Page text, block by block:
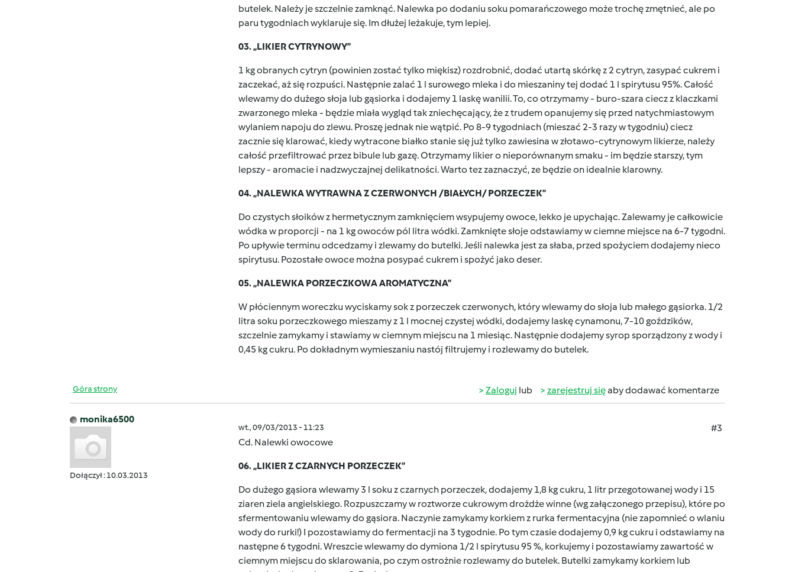
butelek. Należy je szczelnie zamknąć. Nalewka po dodaniu soku pomarańczowego może trochę zmętnieć, ale po
paru tygodniach wyklaruje się. Im dłużej leżakuje, tym lepiej.
03. „LIKIER CYTRYNOWY”
1 kg obranych cytryn (powinien zostać tylko miękisz) rozdrobnić, dodać utartą skórkę z 2 cytryn, zasypać cukrem i
zaczekać, aż się rozpuści. Następnie zalać 1 l surowego mleka i do mieszaniny tej dodać 1 l spirytusu 95%. Całość
wlewamy do dużego słoja lub gąsiorka i dodajemy 1 laskę wanilii. To, co otrzymamy - buro-szara ciecz z klaczkami
zwarzonego mleka - będzie miała wygląd tak zniechęcający, że z trudem opanujemy się przed natychmiastowym
wylaniem napoju do zlewu. Proszę jednak nie wątpić. Po 8-9 tygodniach (mieszać 2-3 razy w tygodniu) ciecz
zacznie się klarować, kiedy wytracone białko stanie się już tylko zawiesina w złotawo-cytrynowym likierze, należy
całość przefiltrować przez bibule lub gazę. Otrzymamy likier o nieporównanym smaku - im będzie starszy, tym
lepszy - aromacie i nadzwyczajnej delikatności. Warto tez zaznaczyć, ze będzie on idealnie klarowny.
04. „NALEWKA WYTRAWNA Z CZERWONYCH /BIAŁYCH/ PORZECZEK”
Do czystych słoików z hermetycznym zamknięciem wsypujemy owoce, lekko je upychając. Zalewamy je całkowicie
wódka w proporcji - na 1 kg owoców pól litra wódki. Zamknięte słoje odstawiamy w ciemne miejsce na 6-7 tygodni.
Po upływie terminu odcedzamy i zlewamy do butelki. Jeśli nalewka jest za słaba, przed spożyciem dodajemy nieco
spirytusu. Pozostałe owoce można posypać cukrem i spożyć jako deser.
05. „NALEWKA PORZECZKOWA AROMATYCZNA”
W płóciennym woreczku wyciskamy sok z porzeczek czerwonych, który wlewamy do słoja lub małego gąsiorka. 1/2
litra soku porzeczkowego mieszamy z 1 l mocnej czystej wódki, dodajemy laskę cynamonu, 7-10 goździków,
szczelnie zamykamy i stawiamy w ciemnym miejscu na 1 miesiąc. Następnie dodajemy syrop sporządzony z wody i
0,45 kg cukru. Po dokładnym wymieszaniu nastój filtrujemy i rozlewamy do butelek.
Góra strony Zaloguj lub zarejestruj sięaby dodawać komentarze
monika6500
Dołączył : 10.03.2013
wt., 09/03/2013 - 11:23
#3
Cd. Nalewki owocowe
06. „LIKIER Z CZARNYCH PORZECZEK”
Do dużego gąsiora wlewamy 3 l soku z czarnych porzeczek, dodajemy 1,8 kg cukru, 1 litr przegotowanej wody i 15
ziaren ziela angielskiego. Rozpuszczamy w roztworze cukrowym drożdże winne (wg załączonego przepisu), które po
sfermentowaniu wlewamy do gąsiora. Naczynie zamykamy korkiem z rurka fermentacyjna (nie zapomnieć o wlaniu
wody do rurki!) I pozostawiamy do fermentacji na 3 tygodnie. Po tym czasie dodajemy 0,9 kg cukru i odstawiamy na
następne 6 tygodni. Wreszcie wlewamy do dymiona 1/2 l spirytusu 95 %, korkujemy i pozostawiamy zawartość w
ciemnym miejscu do sklarowania, po czym ostrożnie rozlewamy do butelek. Butelki zamykamy korkiem lub